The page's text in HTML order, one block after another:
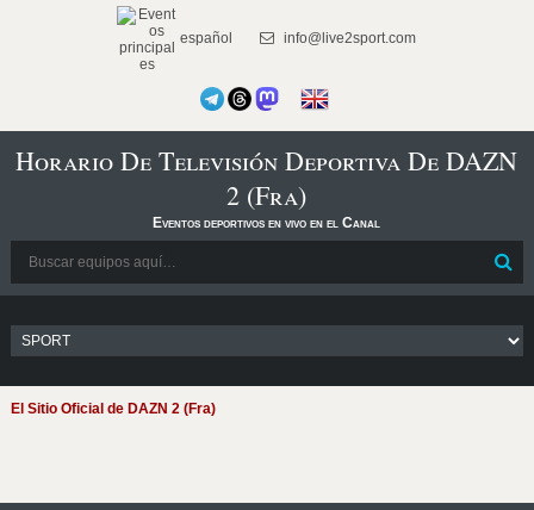
español info@live2sport.com
Horario De Televisión Deportiva De DAZN
2 (Fra)
Eventos deportivos en vivo en el Canal
El Sitio Oficial de DAZN 2 (Fra)